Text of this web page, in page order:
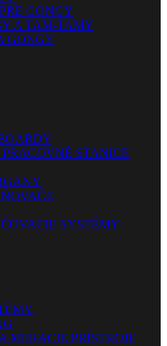
GONGY
A TAM-TAMY
GONGY
STANICE
SYSTÉMY
MERACIE PRÍSTROJE